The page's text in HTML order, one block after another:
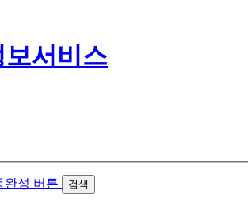
검색